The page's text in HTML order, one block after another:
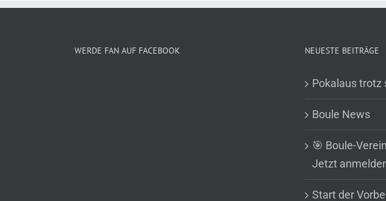
WERDE FAN AUF FACEBOOK NEUESTE BEITRÄGE
Pokalaus trotz
Boule News
🎯 Boule-
Jetzt
Start der